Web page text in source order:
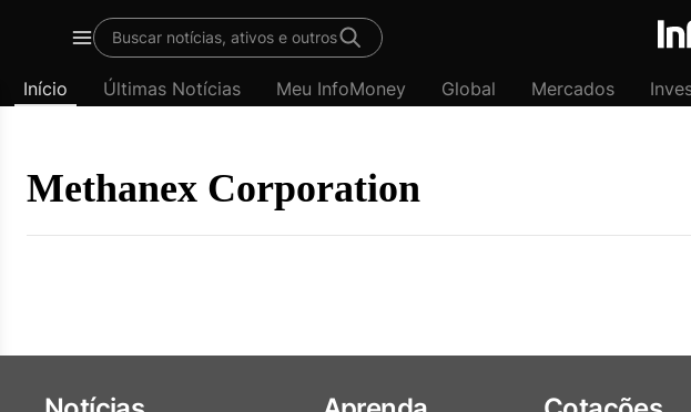
Últimas
InfoMoney
Menu
Buscar notícias, ativos e outros
Início Últimas Notícias Meu InfoMoney Global Mercados
Methanex Corporation